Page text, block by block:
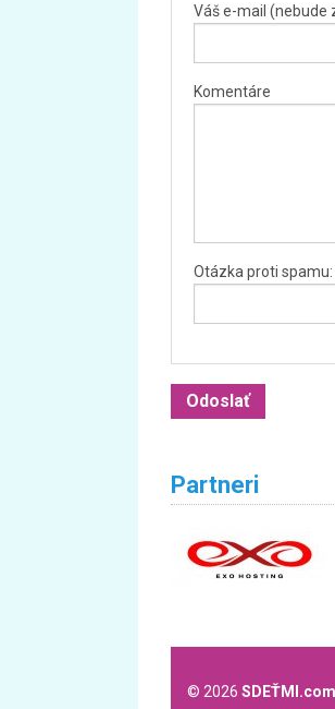
Váš e-mail (nebude
Komentáre
Otázka proti
Partneri
© 2026 SDEŤMI.com